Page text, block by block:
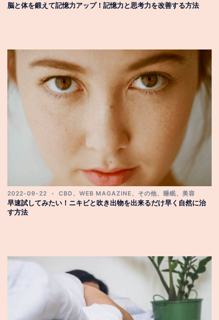
脳と体を鍛えて記憶力アップ！記憶力と思考力を改善する方法
2022-09-22 CBD 、 WEB MAGAZINE、 その他、 睡眠、 美容
早速試してみたい！ニキビと吹き出物を出来るだけ早く自然に治
す方法